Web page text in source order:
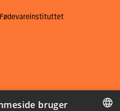
bruger